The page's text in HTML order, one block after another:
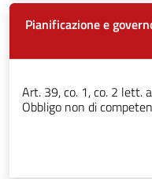
Pianificazione e
Art. 39, co. 1, co. 2 lett.
Obbligo non di